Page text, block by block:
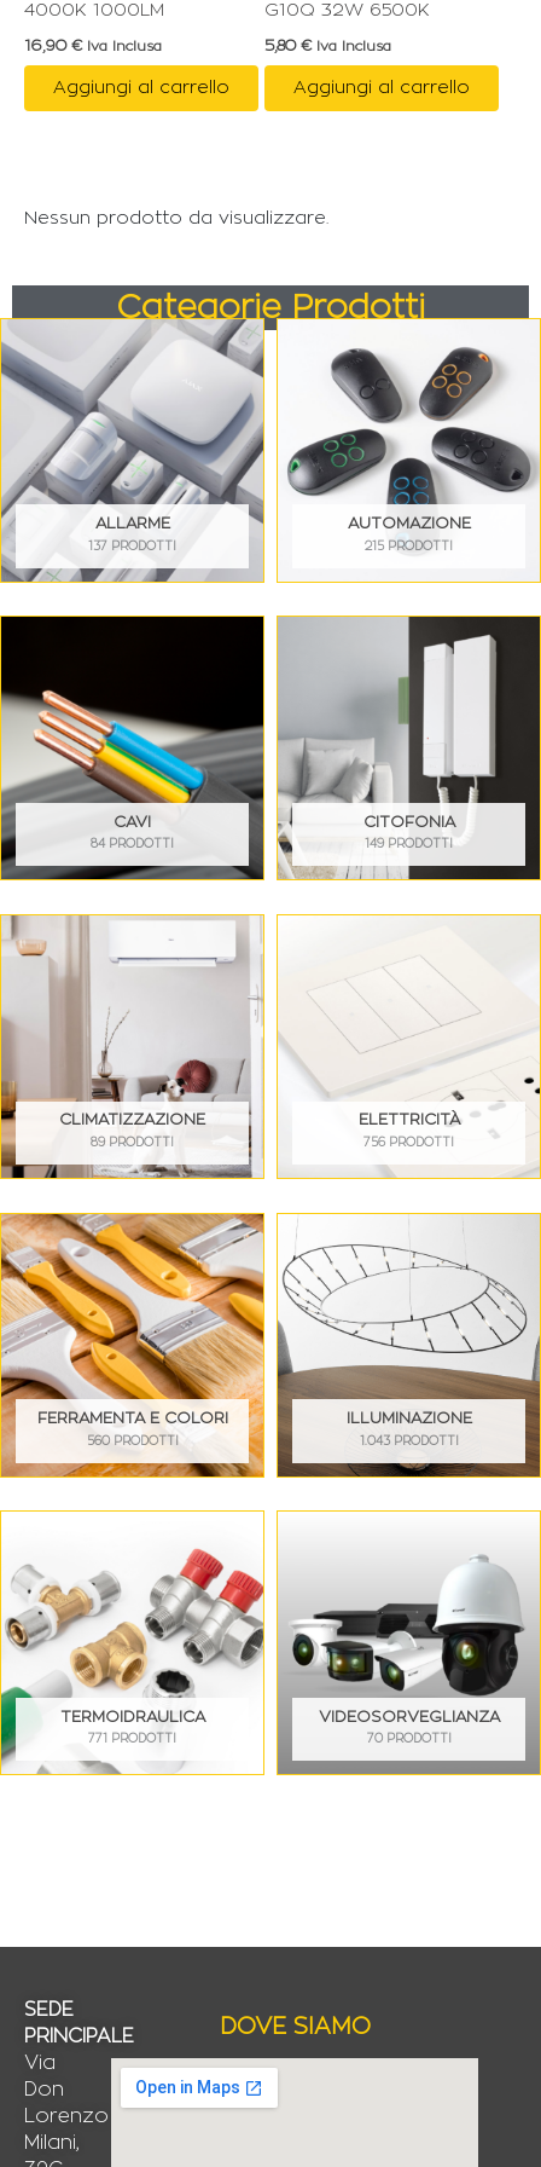
4000K 1000LM
16,90 € Iva Inclusa
Aggiungi al carrello
G10Q 32W 6500K
5,80 € Iva Inclusa
Aggiungi al carrello
Nessun prodotto da visualizzare.
Categorie Prodotti
ALLARME
137 PRODOTTI
AUTOMAZIONE
215 PRODOTTI
CAVI
84 PRODOTTI
CITOFONIA
149 PRODOTTI
CLIMATIZZAZIONE
89 PRODOTTI
ELETTRICITÀ
756 PRODOTTI
FERRAMENTA E COLORI
560 PRODOTTI
ILLUMINAZIONE
1.043 PRODOTTI
TERMOIDRAULICA
771 PRODOTTI
VIDEOSORVEGLIANZA
70 PRODOTTI
SEDE
PRINCIPALE
Via
Don
Lorenzo
Milani,
DOVE SIAMO